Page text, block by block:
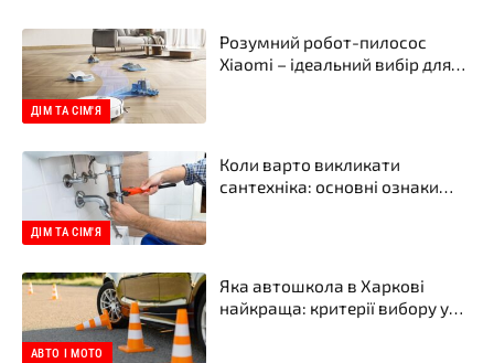
ДІМ ТА СІМ'Я
Розумний робот-пилосос
Xiaomi – ідеальний вибір для
ДІМ ТА СІМ'Я
Коли варто викликати
сантехніка: основні ознаки
АВТО І МОТО
Яка автошкола в Харкові
найкраща: критерії вибору у